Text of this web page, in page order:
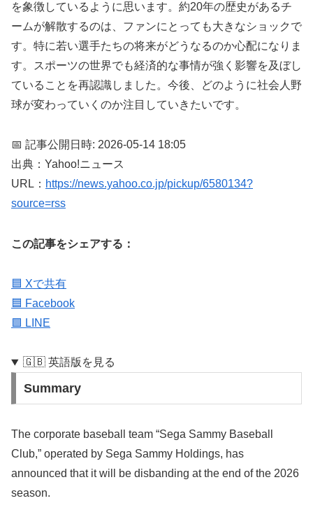
を象徴しているように思います。約20年の歴史があるチ
ームが解散するのは、ファンにとっても大きなショックで
す。特に若い選手たちの将来がどうなるのか心配になりま
す。スポーツの世界でも経済的な事情が強く影響を及ぼし
ていることを再認識しました。今後、どのように社会人野
球が変わっていくのか注目していきたいです。
📅 記事公開日時: 2026-05-14 18:05
出典：Yahoo!ニュース
URL： https://news.yahoo.co.jp/pickup/6580134?
source=rss
この記事をシェアする：
🟦 Xで共有
🟦 Facebook
🟩 LINE
🇬🇧 英語版を見る
Summary
The corporate baseball team “Sega Sammy Baseball
Club,” operated by Sega Sammy Holdings, has
announced that it will be disbanding at the end of the 2026
season.